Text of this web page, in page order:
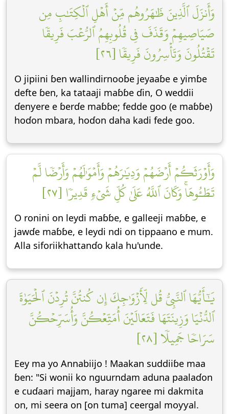
وَأَنزَلَ ٱلَّذِينَ ظَٰهَرُوهُم مِّنۡ أَهۡلِ ٱلۡكِتَٰبِ مِن
صَيَاصِيهِمۡ وَقَذَفَ فِي قُلُوبِهِمُ ٱلرُّعۡبَ فَرِيقٗا
تَقۡتُلُونَ وَتَأۡسِرُونَ فَرِيقٗا [٢٦]
O jipiini ɓen wallindirnooɓe jeyaaɓe e yimɓe
defte ɓen, ka tataaji maɓɓe ɗin, O weddii
ɗenƴere e ɓerɗe maɓɓe; fedde goo (e maɓɓe)
hoɗon mbara, hoɗon daha kadi fede goo.
وَأَوۡرَثَكُمۡ أَرۡضَهُمۡ وَدِيَٰرَهُمۡ وَأَمۡوَٰلَهُمۡ وَأَرۡضٗا لَّمۡ
تَطَـُٔوهَاۚ وَكَانَ ٱللَّهُ عَلَىٰ كُلِّ شَيۡءٖ قَدِيرٗا [٢٧]
O ronini on leydi maɓɓe, e galleeji maɓɓe, e
jawɗe maɓɓe, e leydi ndi on tippaano e mum.
Alla siforiikhattanɗo kala hu'unde.
يَٰٓأَيُّهَا ٱلنَّبِيُّ قُل لِّأَزۡوَٰجِكَ إِن كُنتُنَّ تُرِدۡنَ ٱلۡحَيَوٰةَ
ٱلدُّنۡيَا وَزِينَتَهَا فَتَعَالَيۡنَ أُمَتِّعۡكُنَّ وَأُسَرِّحۡكُنَّ
سَرَاحٗا جَمِيلٗا [٢٨]
Eey ma yo Annabiijo ! Maakan suddiiɓe maa
ɓen: "Si wonii ko nguurndam aduna paalaɗon
e cuɗaari majjam, haray ngaree mi dakmita
on, mi seera on [on tuma] ceergal moƴƴal.